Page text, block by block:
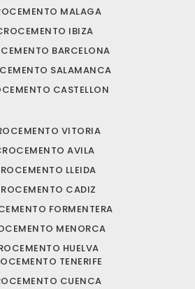
MALAGA
IBIZA
BARCELONA
SALAMANCA
CASTELLON
VITORIA
AVILA
LLEIDA
CADIZ
FORMENTERA
MENORCA
HUELVA
TENERIFE
CUENCA